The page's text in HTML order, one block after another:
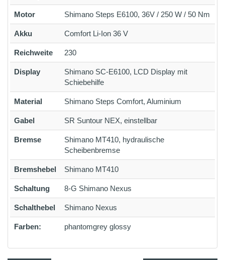
Motor Shimano Steps E6100, 36V / 250 W / 50 Nm
Akku Comfort Li-Ion 36 V
Reichweite 230
Display
Shimano SC-E6100, LCD Display mit
Schiebehilfe
Material Shimano Steps Comfort, Aluminium
Gabel SR Suntour NEX, einstellbar
Bremse
Shimano MT410, hydraulische
Scheibenbremse
Bremshebel Shimano MT410
Schaltung 8-G Shimano Nexus
Schalthebel Shimano Nexus
Farben: phantomgrey glossy